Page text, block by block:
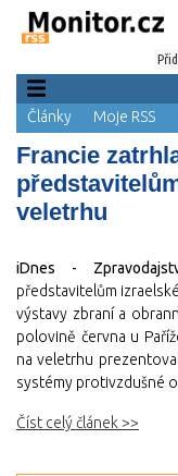
Články Moje RSS
Francie
veletrhu
iDnes -
představitelům
výstavy zbraní a
polovině června u
na veletrhu
systémy protivzdušné
Číst celý článek >>